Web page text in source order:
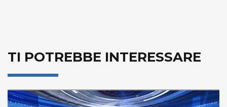
TI POTREBBE INTERESSARE